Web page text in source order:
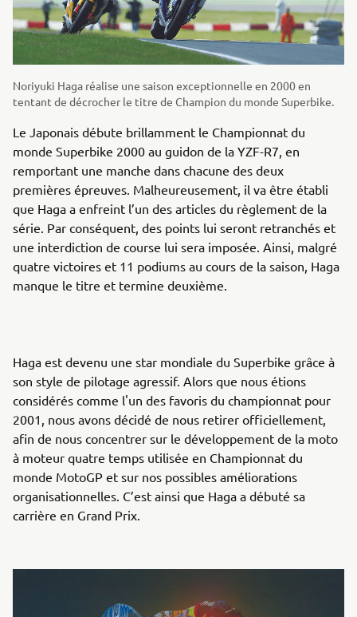
Noriyuki Haga réalise une saison exceptionnelle en 2000 en
tentant de décrocher le titre de Champion du monde Superbike.
Le Japonais débute brillamment le Championnat du
monde Superbike 2000 au guidon de la YZF-R7, en
remportant une manche dans chacune des deux
premières épreuves. Malheureusement, il va être établi
que Haga a enfreint l’un des articles du règlement de la
série. Par conséquent, des points lui seront retranchés et
une interdiction de course lui sera imposée. Ainsi, malgré
quatre victoires et 11 podiums au cours de la saison, Haga
manque le titre et termine deuxième.
Haga est devenu une star mondiale du Superbike grâce à
son style de pilotage agressif. Alors que nous étions
considérés comme l'un des favoris du championnat pour
2001, nous avons décidé de nous retirer officiellement,
afin de nous concentrer sur le développement de la moto
à moteur quatre temps utilisée en Championnat du
monde MotoGP et sur nos possibles améliorations
organisationnelles. C’est ainsi que Haga a débuté sa
carrière en Grand Prix.